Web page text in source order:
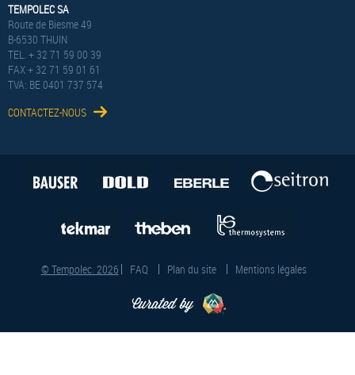
TEMPOLEC SA
Route de Biesme 49
B-6530 THUIN
TEL. + 32 71 59 00 39
FAX + 32 71 59 01 61
TVA: BE 0401 737 574
CONTACTEZ-NOUS
© Tempolec. 2026 FAQ Plan du site Mentions légales